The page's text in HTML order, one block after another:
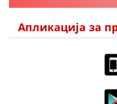
Апликација за